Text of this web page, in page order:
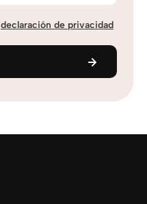
declaración de privacidad